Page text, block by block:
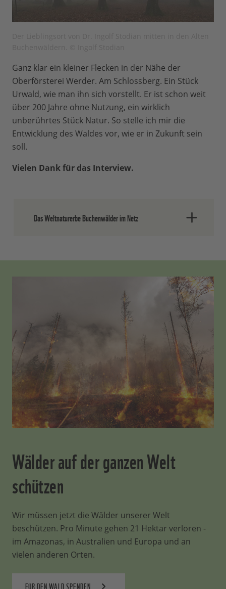
Ganz klar ein kleiner Flecken in der Nähe der
Oberförsterei Werder. Am Schlossberg. Ein Stück
Urwald, wie man ihn sich vorstellt. Er ist schon weit
über 200 Jahre ohne Nutzung, ein wirklich
unberührtes Stück Natur. So stelle ich mir die
Entwicklung des Waldes vor, wie er in Zukunft sein
soll.
Vielen Dank für das Interview.
Das Weltnaturerbe Buchenwälder im Netz
umfasst die wenigen verbliebenen
Buchenurwälder und jahrhundertealte,
vom Menschen unveränderte
Buchenwaldgebiete in Europa. Wald- und
Naturfreunde, die nicht in die Wälder
reisen können oder wollen, können sich
virtuell auf eine Reise in Europas Wildnis
begeben und sich über die verschiedenen
Welterbestätten und ihre Besonderheiten
informieren.
Mehr:
https://www.weltnaturerbe-
buchenwaelder.de/
Wälder auf der ganzen Welt
schützen
Wir müssen jetzt die Wälder unserer Welt
beschützen. Pro Minute gehen 21 Hektar verloren -
im Amazonas, in Australien und Europa und an
vielen anderen Orten.
FÜR DEN WALD SPENDEN